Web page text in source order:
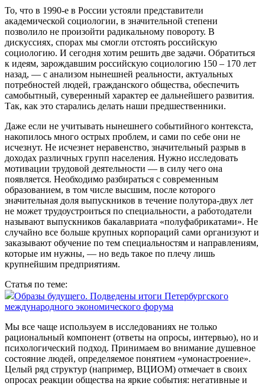
То, что в 1990‑е в России устояли представители
академической социологии, в значительной степени
позволило не произойти радикальному повороту. В
дискуссиях, спорах мы смогли отстоять российскую
социологию. И сегодня хотим решить две задачи. Обратиться
к идеям, зарождавшим российскую социологию 150 – 170 лет
назад, — с анализом нынешней реальности, актуальных
потребностей людей, гражданского общества, обеспечить
самобытный, суверенный характер ее дальнейшего развития.
Так, как это старались делать наши предшественники.
Даже если не учитывать нынешнего событийного контекста,
накопилось много острых проб­лем, и сами по себе они не
исчезнут. Не исчезнет неравенство, значительный разрыв в
доходах различных групп населения. Нужно исследовать
мотивации трудовой деятельности — в силу чего она
появляется. Необходимо разбираться с современным
образованием, в том числе высшим, после которого
значительная доля выпускников в течение полутора-двух лет
не может трудоустроиться по специальности, а работодатели
называют выпускников бакалавриата «полуфабрикатами». Не
случайно все больше крупных корпораций сами организуют и
заказывают обучение по тем специальностям и направлениям,
которые им нужны, — но ведь такое по плечу лишь
крупнейшим предприятиям.
Статья по теме:
Образы будущего. Подведены итоги Петербургского
международного экономического форума
Мы все чаще используем в исследованиях не только
рациональный компонент (ответы на опросы, интервью), но и
психологический подход. Принимаем во внимание душевное
состояние людей, определяемое понятием «умонастроение».
Целый ряд структур (например, ВЦИОМ) отмечает в своих
опросах реакции общества на яркие события: негативные и